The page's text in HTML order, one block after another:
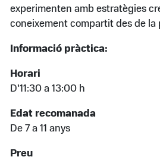
experimenten amb estratègies
coneixement compartit des de la
Informació pràctica:
Horari
D’11:30 a 13:00 h
Edat recomanada
De 7 a 11 anys
Preu